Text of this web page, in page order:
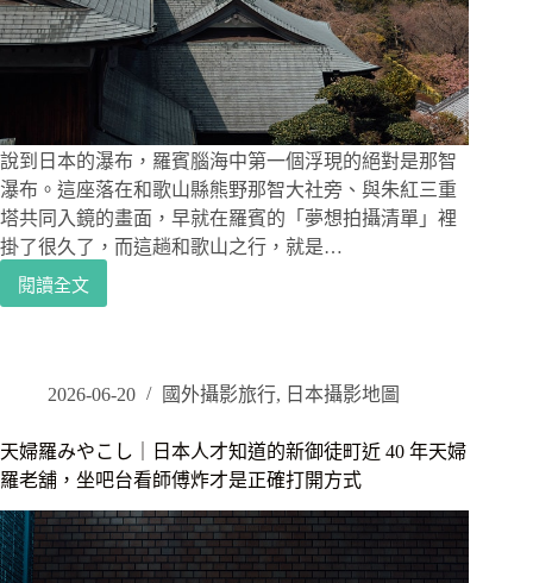
突
然
間，
相
機
就
沒
放
下
說到日本的瀑布，羅賓腦海中第一個浮現的絕對是那智
瀑布。這座落在和歌山縣熊野那智大社旁、與朱紅三重
塔共同入鏡的畫面，早就在羅賓的「夢想拍攝清單」裡
掛了很久了，而這趟和歌山之行，就是…
閱讀全文
那
攝
完
全
攻
略
｜
三
2026-06-20 國外攝影旅行, 日本攝影地圖
天婦羅みやこし｜日本人才知道的新御徒町近 40 年天婦
羅老舖，坐吧台看師傅炸才是正確打開方式